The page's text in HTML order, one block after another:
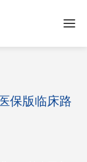
保版临床路